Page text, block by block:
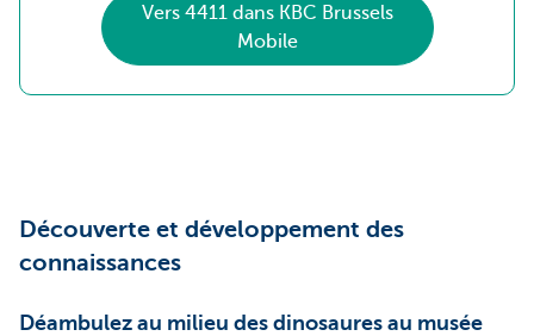
Vers 4411 dans KBC Brussels
Mobile
Découverte et développement des
connaissances
Déambulez au milieu des dinosaures au musée